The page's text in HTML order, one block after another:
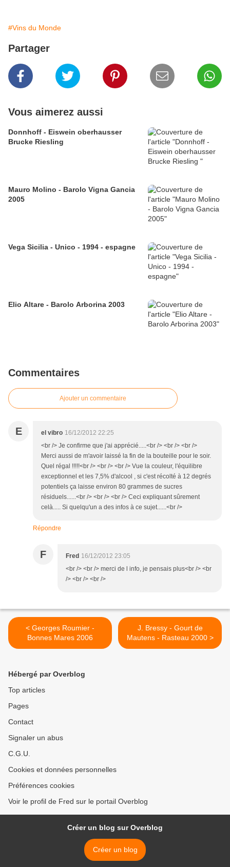
#Vins du Monde
Partager
Vous aimerez aussi
Donnhoff - Eiswein oberhausser
Brucke Riesling
Mauro Molino - Barolo Vigna Gancia
2005
Vega Sicilia - Unico - 1994 - espagne
Elio Altare - Barolo Arborina 2003
Commentaires
Ajouter un commentaire
E el vibro 16/12/2012 22:25
<br /> Je confirme que j'ai apprécié.....<br /> <br /> <br />
Merci aussi de m'avoir laissé la fin de la bouteille pour le soir.
Quel régal !!!!!<br /> <br /> <br /> Vue la couleur, l'équilibre
exceptionnel et les 7,5% d'alcool , si c'est récolté à 12 degrés
potentiels ça laisse environ 80 grammes de sucres
résiduels......<br /> <br /> <br /> Ceci expliquant sûrement
celà..... Si quelqu'un a des infos à ce sujet......<br />
Répondre
F Fred 16/12/2012 23:05
<br /> <br /> merci de l info, je pensais plus<br /> <br
/> <br /> <br />
< Georges Roumier -
Bonnes Mares 2006
J. Bressy - Gourt de
Mautens - Rasteau 2000 >
Hébergé par Overblog
Top articles
Pages
Contact
Signaler un abus
C.G.U.
Cookies et données personnelles
Préférences cookies
Voir le profil de Fred sur le portail Overblog
Créer un blog sur Overblog
Créer un blog